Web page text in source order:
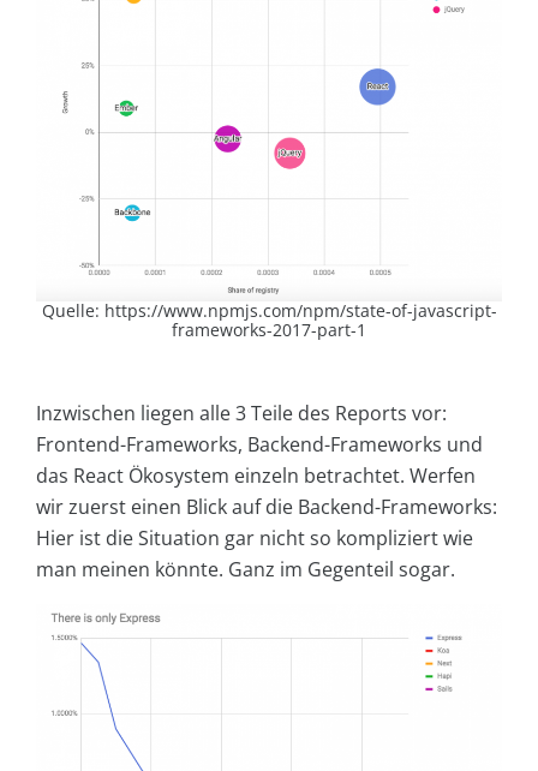
Quelle: https://www.npmjs.com/npm/state-of-javascript-
frameworks-2017-part-1
Inzwischen liegen alle 3 Teile des Reports vor:
Frontend-Frameworks, Backend-Frameworks und
das React Ökosystem einzeln betrachtet. Werfen
wir zuerst einen Blick auf die Backend-Frameworks:
Hier ist die Situation gar nicht so kompliziert wie
man meinen könnte. Ganz im Gegenteil sogar.